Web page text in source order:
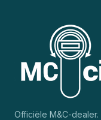
Officiële M&C-